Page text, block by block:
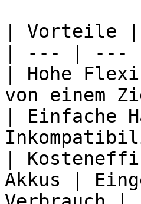
| Vorteile
| --- | --- |
| Hohe
von einem
| Einfache
|
Akkus |